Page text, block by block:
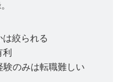
は絞られる
験のみは転職難しい